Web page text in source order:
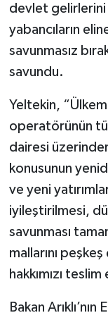
devlet gelirlerini
yabancıların
savunmasız
savundu.
Yeltekin,
operatörünün
dairesi
konusunun
ve yeni
iyileştirilmesi,
savunması
mallarını
hakkımızı
Bakan